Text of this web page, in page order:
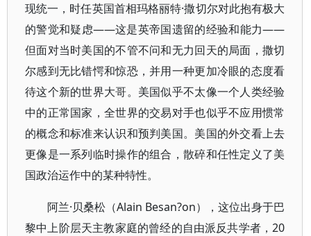
现统一，时任英国首相玛格丽特·撒切尔对此抱有极大
的警觉和疑虑——这是英帝国遗留的经验和能力——
但面对当时美国的不管不问和无力回天的局面，撒切
尔感到无比错愕和惊恐，并用一种更加冷眼的态度看
待这个新的世界大哥。美国似乎不太像一个人类经验
中的正常国家，全世界的交易对手也似乎不应用惯常
的概念和标准来认识和预判美国。美国的外交看上去
更像是一系列临时操作的组合，散碎和任性定义了美
国政治运作中的某种特性。
阿兰·贝桑松（Alain Besan?on），这位出身于巴
黎中上阶层天主教家庭的曾经的自由派反共学者，20